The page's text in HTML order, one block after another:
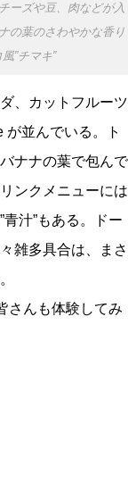
ーズや豆、肉などが入
の葉のさわやかな香り
”チマキ”
、カットフルーツ
が並んでいる。ト
ナナの葉で包んで
ンクメニューには
汁”もある。ドー
雑多具合は、まさ
さんも体験してみ